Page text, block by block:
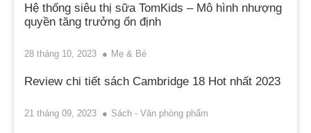
Hệ thống siêu thị sữa TomKids – Mô hình nhượng
quyền tăng trưởng ổn định
28 tháng 10, 2023 Mẹ & Bé
Review chi tiết sách Cambridge 18 Hot nhất 2023
21 tháng 09, 2023 Sách - Văn phòng phẩm